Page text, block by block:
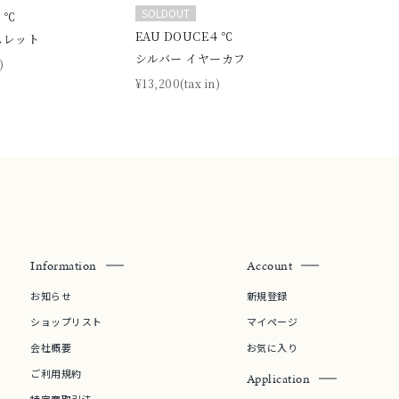
℃
ット
SOLDOUT
EAU DOUCE４℃
シルバー イヤーカフ
¥13,200(tax in)
Information
お知らせ
ショップリスト
会社概要
ご利用規約
Account
新規登録
マイページ
お気に入り
Application